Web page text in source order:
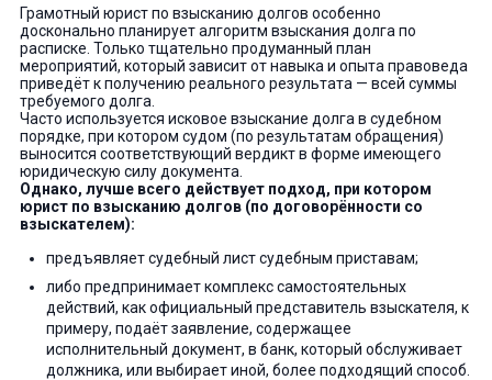
Грамотный юрист по взысканию долгов особенно
досконально планирует алгоритм взыскания долга по
расписке. Только тщательно продуманный план
мероприятий, который зависит от навыка и опыта правоведа
приведёт к получению реального результата — всей суммы
требуемого долга.
Часто используется исковое взыскание долга в судебном
порядке, при котором судом (по результатам обращения)
выносится соответствующий вердикт в форме имеющего
юридическую силу документа.
Однако, лучше всего действует подход, при котором
юрист по взысканию долгов (по договорённости со
взыскателем):
предъявляет судебный лист судебным приставам;
либо предпринимает комплекс самостоятельных
действий, как официальный представитель взыскателя, к
примеру, подаёт заявление, содержащее
исполнительный документ, в банк, который обслуживает
должника, или выбирает иной, более подходящий способ.